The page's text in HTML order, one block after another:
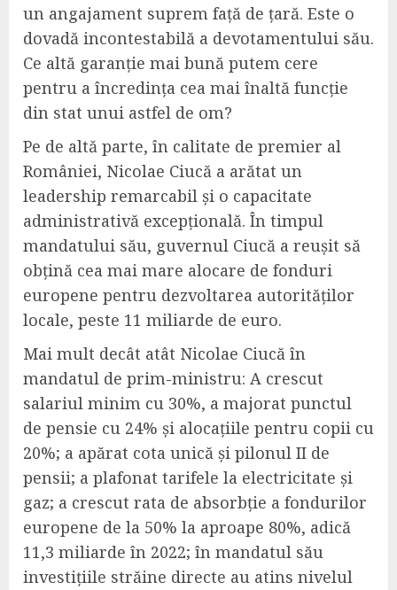
un angajament suprem față de țară. Este o
dovadă incontestabilă a devotamentului său.
Ce altă garanție mai bună putem cere
pentru a încredința cea mai înaltă funcție
din stat unui astfel de om?
Pe de altă parte, în calitate de premier al
României, Nicolae Ciucă a arătat un
leadership remarcabil și o capacitate
administrativă excepțională. În timpul
mandatului său, guvernul Ciucă a reușit să
obțină cea mai mare alocare de fonduri
europene pentru dezvoltarea autorităților
locale, peste 11 miliarde de euro.
Mai mult decât atât Nicolae Ciucă în
mandatul de prim-ministru: A crescut
salariul minim cu 30%, a majorat punctul
de pensie cu 24% și alocațiile pentru copii cu
20%; a apărat cota unică și pilonul II de
pensii; a plafonat tarifele la electricitate și
gaz; a crescut rata de absorbție a fondurilor
europene de la 50% la aproape 80%, adică
11,3 miliarde în 2022; în mandatul său
investițiile străine directe au atins nivelul